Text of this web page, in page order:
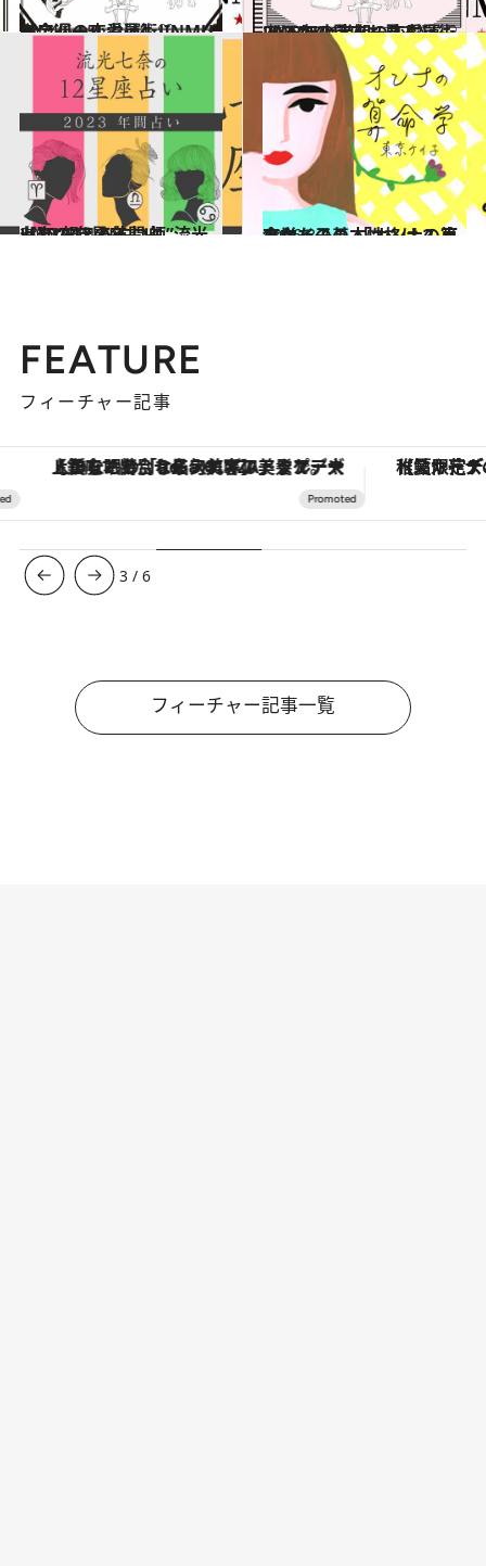
2024.6.15
【今週の恋愛運】JINMUのアムール占星術♡
占い 2022.12.15
《ほかの星座も見る》2023年上半期の恋愛運♡ JINMUのアムール占星術
占い
2022.12.14
【2023年の年間占い】“視える占い師”流光七奈の12星座占い
占い 2026.8.7
あなたの基本性格は？ 東京ケイ子の 「オンナの算命学」
占い
FEATURE
フィーチャー記事
【銀座で出合う最旬美容】美髪ケアや上質な眠り…セルフケアのアップデートから、特別な名入れギフトまで。大人のための「ReFa GINZA」クルーズ 【夏限定ディナーコース】旬を
3 /6
フィーチャー記事一覧